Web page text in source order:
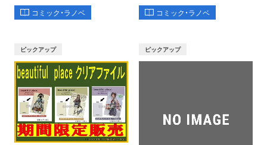
コミック・ラノベ コミック・ラノベ
ピックアップ ピックアップ